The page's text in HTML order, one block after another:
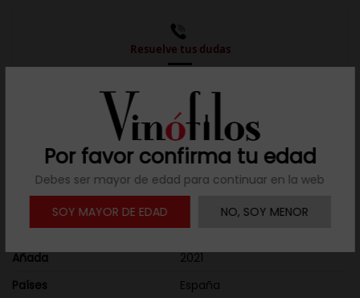
Por favor confirma tu edad
Debes ser mayor de edad para continuar en la web
SOY MAYOR DE EDAD
NO, SOY MENOR
Resuelve tus dudas
no festivos, de 9h a 17h.
 Descargar ficha
Añada
2021
Países
España